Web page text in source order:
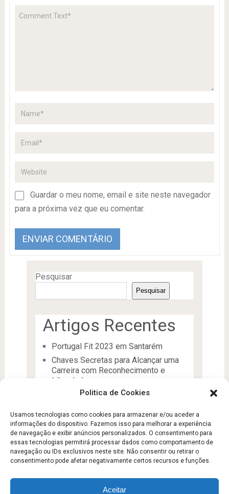
Politica de Cookies
Usamos tecnologias como cookies para armazenar e/ou aceder a
informações do dispositivo. Fazemos isso para melhorar a experiência
de navegação e exibir anúncios personalizados. O consentimento para
essas tecnologias permitirá processar dados como comportamento de
navegação ou IDs exclusivos neste site. Não consentir ou retirar o
consentimento pode afetar negativamente certos recursos e funções.
Aceitar
Guardar o meu nome, email e site neste navegador
para a próxima vez que eu comentar.
Pesquisar
Pesquisar
Artigos Recentes
Portugal Fit 2023 em Santarém
Chaves Secretas para Alcançar uma
Carreira com Reconhecimento e
Liberdade
manutenção da condição física
Aptidão Física e Saúde